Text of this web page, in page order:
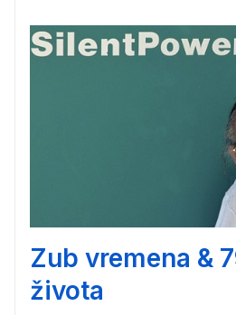
Zub vremena &
života